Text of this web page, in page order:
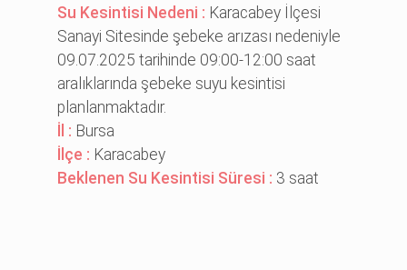
Su Kesintisi Nedeni : Karacabey İlçesi
Sanayi Sitesinde şebeke arızası nedeniyle
09.07.2025 tarihinde 09:00-12:00 saat
aralıklarında şebeke suyu kesintisi
planlanmaktadır.
İl : Bursa
İlçe : Karacabey
Beklenen Su Kesintisi Süresi : 3 saat